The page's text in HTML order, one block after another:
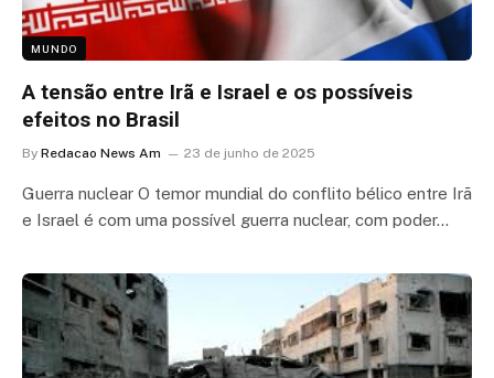
MUNDO
A tensão entre Irã e Israel e os possíveis
efeitos no Brasil
By Redacao News Am 23 de junho de 2025
Guerra nuclear O temor mundial do conflito bélico entre Irã
e Israel é com uma possível guerra nuclear, com poder…